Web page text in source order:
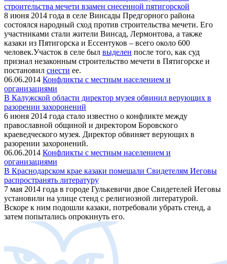
строительства мечети взамен снесенной пятигорской
8 июня 2014 года в селе Винсады Предгорного района
состоялся народный сход против строительства мечети. Его
участниками стали жители Винсад, Лермонтова, а также
казаки из Пятигорска и Ессентуков – всего около 600
человек.Участок в селе был выделен после того, как суд
признал незаконным строительство мечети в Пятигорске и
постановил снести ее.
06.06.2014 Конфликты с местным населением и
организациями
В Калужской области директор музея обвинил верующих в
разорении захоронений
6 июня 2014 года стало известно о конфликте между
православной общиной и директором Боровского
краеведческого музея. Директор обвиняет верующих в
разорении захоронений.
06.06.2014 Конфликты с местным населением и
организациями
В Краснодарском крае казаки помешали Свидетелям Иеговы
распространять литературу
7 мая 2014 года в городе Гулькевичи двое Свидетелей Иеговы
установили на улице стенд с религиозной литературой.
Вскоре к ним подошли казаки, потребовали убрать стенд, а
затем попытались опрокинуть его.